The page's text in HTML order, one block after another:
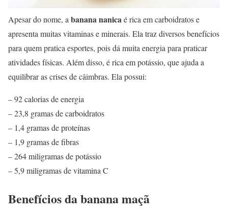
Apesar do nome, a banana nanicaé rica em carboidratos e
apresenta muitas vitaminas e minerais. Ela traz diversos benefícios
para quem pratica esportes, pois dá muita energia para praticar
atividades físicas. Além disso, é rica em potássio, que ajuda a
equilibrar as crises de câimbras. Ela possui:
– 92 calorias de energia
– 23,8 gramas de carboidratos
– 1,4 gramas de proteínas
– 1,9 gramas de fibras
– 264 miligramas de potássio
– 5,9 miligramas de vitamina C
Benefícios da banana maçã